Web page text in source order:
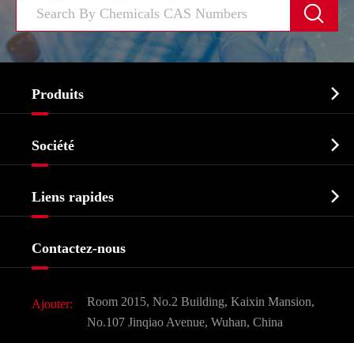

Produits 
Biochimique
Produits agrochimiques et intermédiaires
Ingrédients cosmétiques
Saveurs et parfums
Société 
Liens rapides 
Contactez-nous
Ajouter:
Room 2015, No.2 Building, Kaixin Mansion,
No.107 Jinqiao Avenue, Wuhan, China